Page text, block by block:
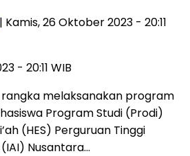
| Kamis, 26 Oktober 2023 - 20:11
- 20:11 WIB
melaksanakan program
Program Studi (Prodi)
(HES) Perguruan Tinggi
Nusantara…